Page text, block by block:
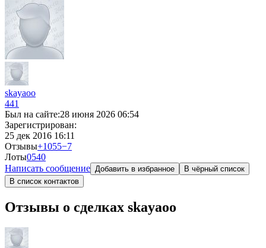
skayaoo
441
Был на сайте:28 июня 2026 06:54
Зарегистрирован:
25 дек 2016 16:11
Отзывы+1055−7
Лоты0540
Написать сообщение Добавить в избранное
В чёрный список
В список контактов
Отзывы о сделках skayaoo